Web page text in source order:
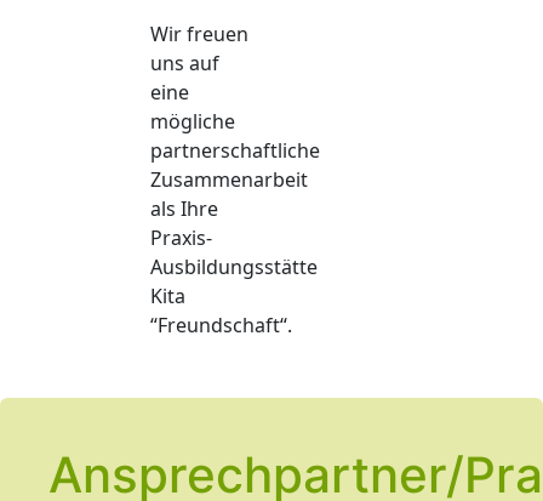
Wir freuen
uns auf
eine
mögliche
partnerschaftliche
Zusammenarbeit
als Ihre
Praxis-
Ausbildungsstätte
Kita
“Freundschaft“.
Ansprechpartner/